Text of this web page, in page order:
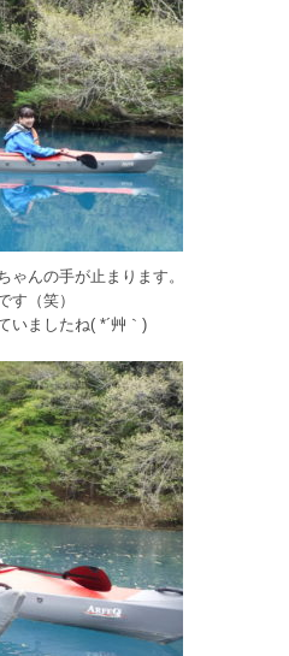
ゃんの手が止まります。
す（笑）
いましたね( *´艸｀)